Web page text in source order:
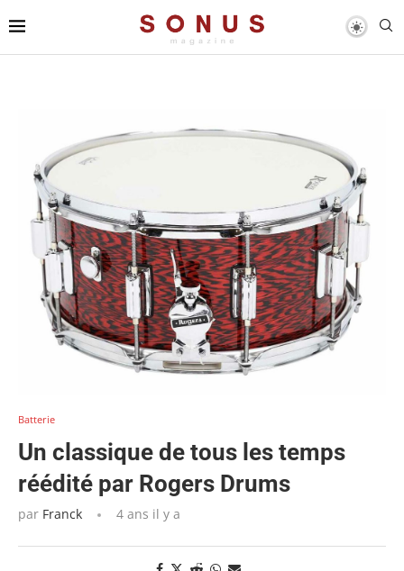
Batterie
Un classique de tous les temps
réédité par Rogers Drums
par Franck 4 ans il y a